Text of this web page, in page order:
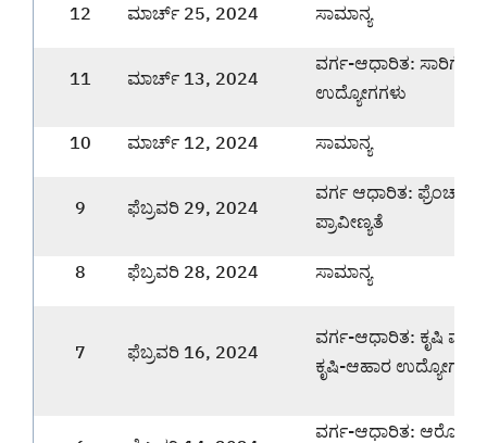
12 ಮಾರ್ಚ್ 25, 2024 ಸಾಮಾನ್ಯ
11 ಮಾರ್ಚ್ 13, 2024
ವರ್ಗ-ಆಧಾರಿತ: ಸಾರಿಗೆ
ಉದ್ಯೋಗಗಳು
10 ಮಾರ್ಚ್ 12, 2024 ಸಾಮಾನ್ಯ
9 ಫೆಬ್ರವರಿ 29, 2024
ವರ್ಗ ಆಧಾರಿತ: ಫ್ರೆಂಚ್
ಪ್ರಾವೀಣ್ಯತೆ
8 ಫೆಬ್ರವರಿ 28, 2024 ಸಾಮಾನ್ಯ
7 ಫೆಬ್ರವರಿ 16, 2024
ವರ್ಗ-ಆಧಾರಿತ: ಕೃಷಿ ಮತ್ತು
ಕೃಷಿ-ಆಹಾರ ಉದ್ಯೋಗಗಳು
ವರ್ಗ-ಆಧಾರಿತ: ಆರೋಗ್ಯ